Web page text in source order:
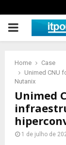
PRIMARY
Home
Case
Unimed CNU
Nutanix
Unimed
1 de julho de